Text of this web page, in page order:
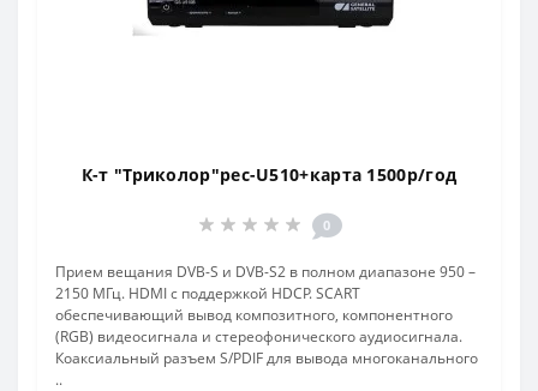
К-т "Триколор"рес-U510+карта 1500р/год
0
Прием вещания DVB-S и DVB-S2 в полном диапазоне 950 –
2150 МГц. HDMI с поддержкой HDCP. SCART
обеспечивающий вывод композитного, компонентного
(RGB) видеосигнала и стереофонического аудиосигнала.
Коаксиальный разъем S/PDIF для вывода многоканального
..